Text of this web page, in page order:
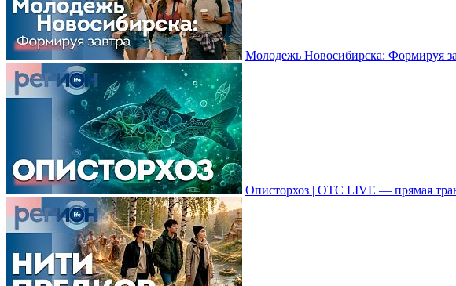
Молодежь Новосибирска: Формируя
Описторхоз | ОТС LIVE — прямая